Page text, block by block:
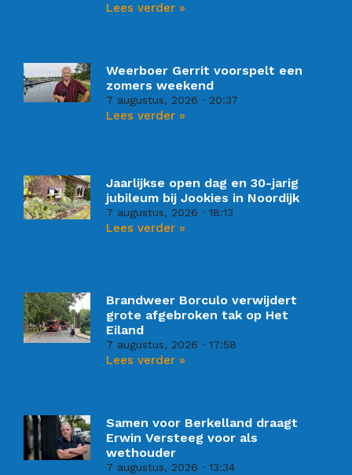
Lees verder »
Weerboer Gerrit voorspelt een
zomers weekend
7 augustus, 2026 20:37
Lees verder »
Jaarlijkse open dag en 30-jarig
jubileum bij Jookies in Noordijk
7 augustus, 2026 18:13
Lees verder »
Brandweer Borculo verwijdert
grote afgebroken tak op Het
Eiland
7 augustus, 2026 17:58
Lees verder »
Samen voor Berkelland draagt
Erwin Versteeg voor als
wethouder
7 augustus, 2026 13:34